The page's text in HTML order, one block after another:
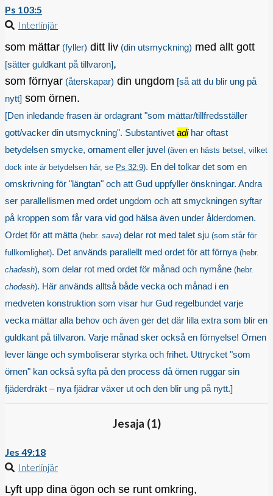
Ps 103:5
Interlinjär
som mättar (fyller) ditt liv (din utsmyckning) med allt gott
[sätter guldkant på tillvaron],
som förnyar (återskapar) din ungdom [så att du blir ung på
nytt] som örnen.
[Den inledande frasen är ordagrant "som mättar/tillfredsställer
gott/vacker din utsmyckning". Substantivet adihar oftast
betydelsen smycke, ornament eller juvel (även en hästs betsel, vilket
dock inte är betydelsen här, se Ps 32:9). En del tolkar det som en
omskrivning för "längtan" och att Gud uppfyller önskningar. Andra
ser parallellismen med ordet ungdom och att smyckningen syftar
på kroppen som får vara vid god hälsa även under ålderdomen.
Ordet för att mätta(hebr. sava) delar rot med talet sju (som står för
fullkomlighet). Det används parallellt med ordet för att förnya(hebr.
chadesh), som delar rot med ordet för månad och nymåne (hebr.
chodesh). Här används alltså både vecka och månad i en
medveten konstruktion som visar hur Gud regelbundet varje
vecka mättar alla behov och även ger det där lilla extra som blir en
guldkant på tillvaron. Varje månad sker också en förnyelse! Örnen
lever länge och symboliserar styrka och frihet. Uttrycket "som
örnen" kan också syfta på den process då örnen ruggar sin
fjäderdräkt – nya fjädrar växer ut och den blir ung på nytt.]
Jesaja (1)
Jes 49:18
Interlinjär
Lyft upp dina ögon och se runt omkring,